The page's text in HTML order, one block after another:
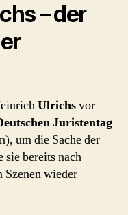
– der
Ulrichsvor
Juristentag
um die Sache der
sie bereits nach
Szenen wieder